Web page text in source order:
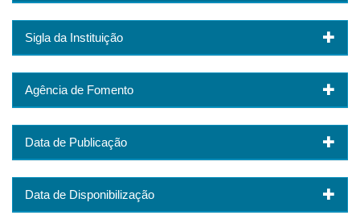
Sigla da Instituição
Agência de Fomento
Data de Publicação
Data de Disponibilização